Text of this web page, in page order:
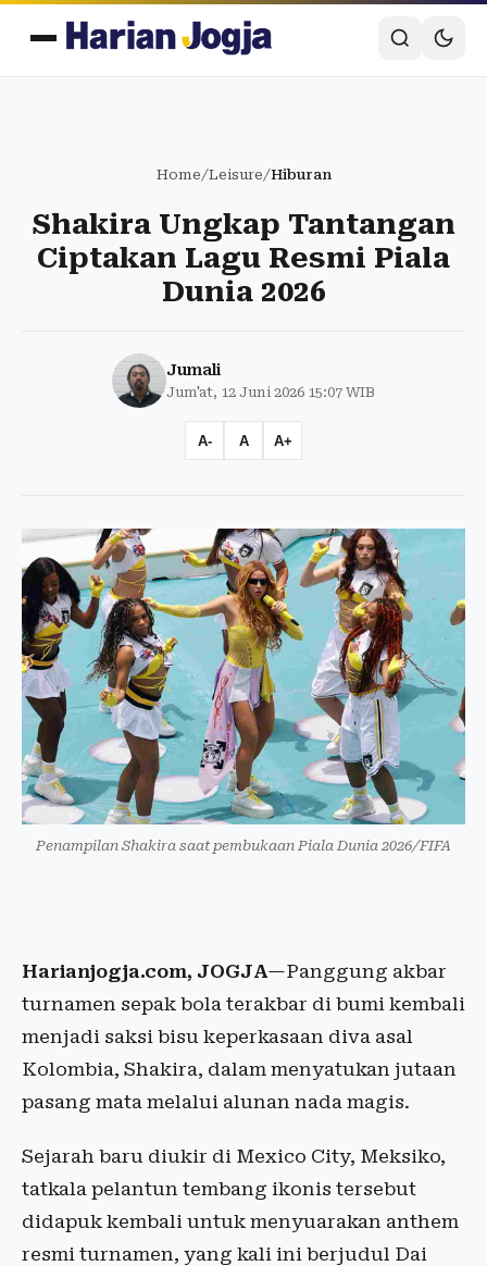
Home/Leisure/Hiburan
Shakira Ungkap Tantangan
Ciptakan Lagu Resmi Piala
Dunia 2026
Jumali
Jum'at, 12 Juni 2026 15:07 WIB
A- A A+
Penampilan Shakira saat pembukaan Piala Dunia 2026/FIFA
Harianjogja.com, JOGJA—Panggung akbar
turnamen sepak bola terakbar di bumi kembali
menjadi saksi bisu keperkasaan diva asal
Kolombia, Shakira, dalam menyatukan jutaan
pasang mata melalui alunan nada magis.
Sejarah baru diukir di Mexico City, Meksiko,
tatkala pelantun tembang ikonis tersebut
didapuk kembali untuk menyuarakan anthem
resmi turnamen, yang kali ini berjudul Dai